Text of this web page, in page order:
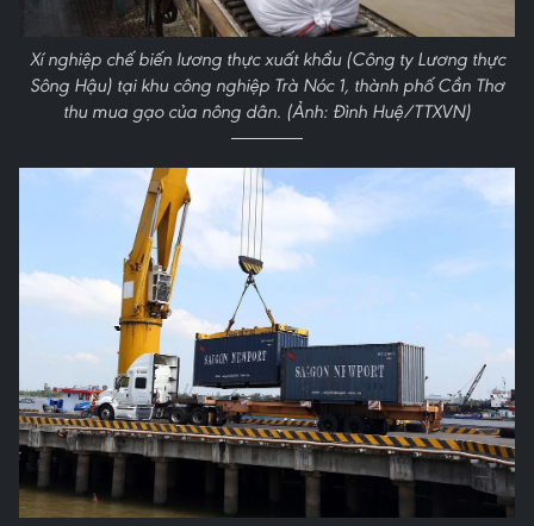
Xí nghiệp chế biến lương thực xuất khẩu (Công ty Lương thực
Sông Hậu) tại khu công nghiệp Trà Nóc 1, thành phố Cần Thơ
thu mua gạo của nông dân. (Ảnh: Đình Huệ/TTXVN)